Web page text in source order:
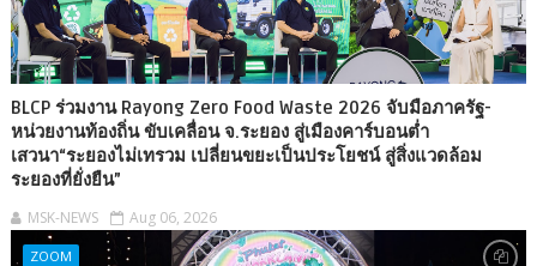
BLCP ร่วมงาน Rayong Zero Food Waste 2026 จับมือภาครัฐ-
หน่วยงานท้องถิ่น ขับเคลื่อน จ.ระยอง สู่เมืองคาร์บอนต่ำ
เสวนา“ระยองไม่เทรวม เปลี่ยนขยะเป็นประโยชน์ สู่สิ่งแวดล้อม
ระยองที่ยั่งยืน”
MSK-NEWS Aug 06, 2026
ZOOM